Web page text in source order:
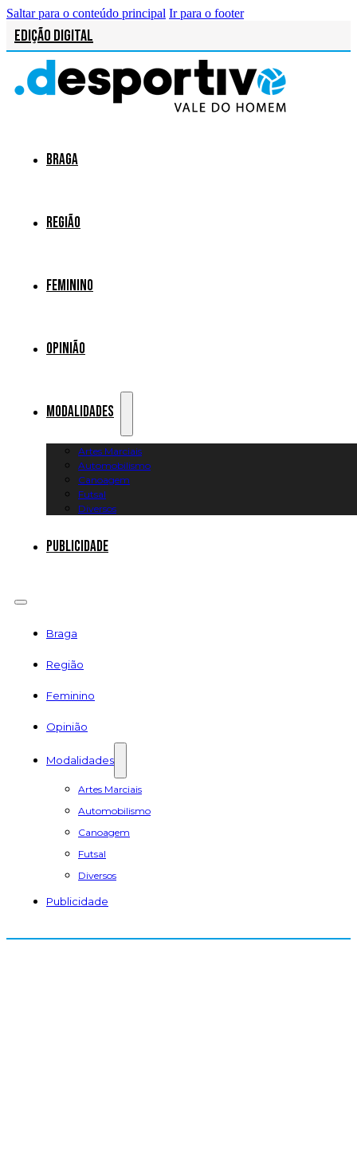
Saltar para o conteúdo principal Ir para o footer
Edição Digital
Braga
Região
Feminino
Opinião
Modalidades
Artes Marciais
Automobilismo
Canoagem
Futsal
Diversos
Publicidade
Braga
Região
Feminino
Opinião
Modalidades
Artes Marciais
Automobilismo
Canoagem
Futsal
Diversos
Publicidade